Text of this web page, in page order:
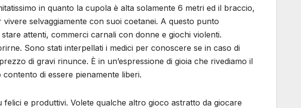
in quanto la cupola è alta solamente 6 metri ed il braccio,
selvaggiamente con suoi coetanei. A questo punto
attenti, commerci carnali con donne e giochi violenti.
Sono stati interpellati i medici per conoscere se in caso di
di gravi rinunce. È in unʼespressione di gioia che rivediamo il
di essere pienamente liberi.
e produttivi. Volete qualche altro gioco astratto da giocare